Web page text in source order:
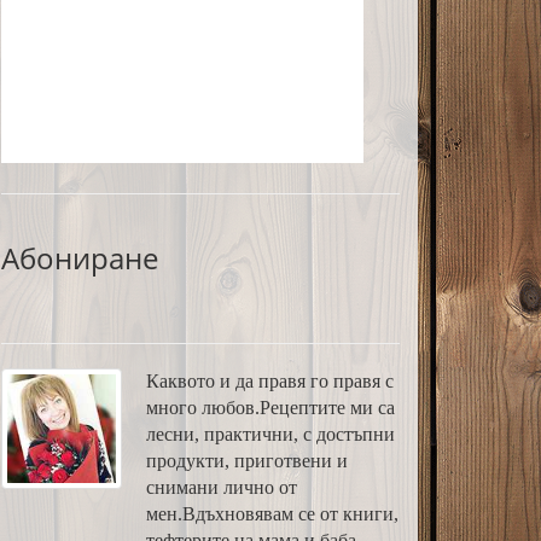
Абониране
Каквото и да правя го правя с
много любов.Рецептите ми са
лесни, практични, с достъпни
продукти, приготвени и
снимани лично от
мен.Вдъхновявам се от книги,